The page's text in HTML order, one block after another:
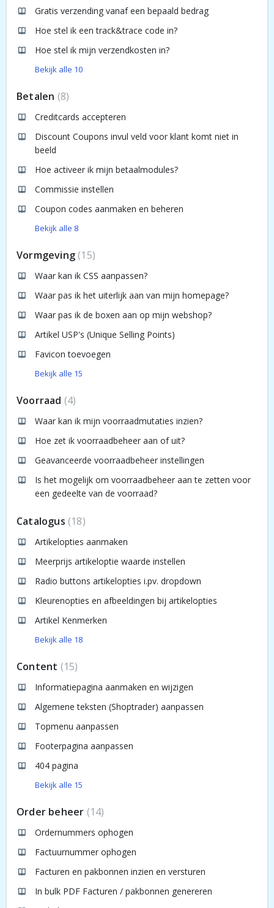
Gratis verzending vanaf een bepaald bedrag
Hoe stel ik een track&trace code in?
Hoe stel ik mijn verzendkosten in?
Bekijk alle 10
Betalen 8
Creditcards accepteren
Discount Coupons invul veld voor klant komt niet in
beeld
Hoe activeer ik mijn betaalmodules?
Commissie instellen
Coupon codes aanmaken en beheren
Bekijk alle 8
Vormgeving 15
Waar kan ik CSS aanpassen?
Waar pas ik het uiterlijk aan van mijn homepage?
Waar pas ik de boxen aan op mijn webshop?
Artikel USP's (Unique Selling Points)
Favicon toevoegen
Bekijk alle 15
Voorraad 4
Waar kan ik mijn voorraadmutaties inzien?
Hoe zet ik voorraadbeheer aan of uit?
Geavanceerde voorraadbeheer instellingen
Is het mogelijk om voorraadbeheer aan te zetten voor
een gedeelte van de voorraad?
Catalogus 18
Artikelopties aanmaken
Meerprijs artikeloptie waarde instellen
Radio buttons artikelopties i.pv. dropdown
Kleurenopties en afbeeldingen bij artikelopties
Artikel Kenmerken
Bekijk alle 18
Content 15
Informatiepagina aanmaken en wijzigen
Algemene teksten (Shoptrader) aanpassen
Topmenu aanpassen
Footerpagina aanpassen
404 pagina
Bekijk alle 15
Order beheer 14
Ordernummers ophogen
Factuurnummer ophogen
Facturen en pakbonnen inzien en versturen
In bulk PDF Facturen / pakbonnen genereren